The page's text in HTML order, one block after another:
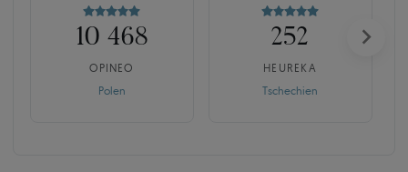
10 468
OPINEO
Polen
252
HEUREKA
Tschechien